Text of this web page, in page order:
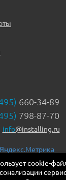
660-34-89
798-87-70
info@installing.ru
Ульяновой
офис 10
cookie-